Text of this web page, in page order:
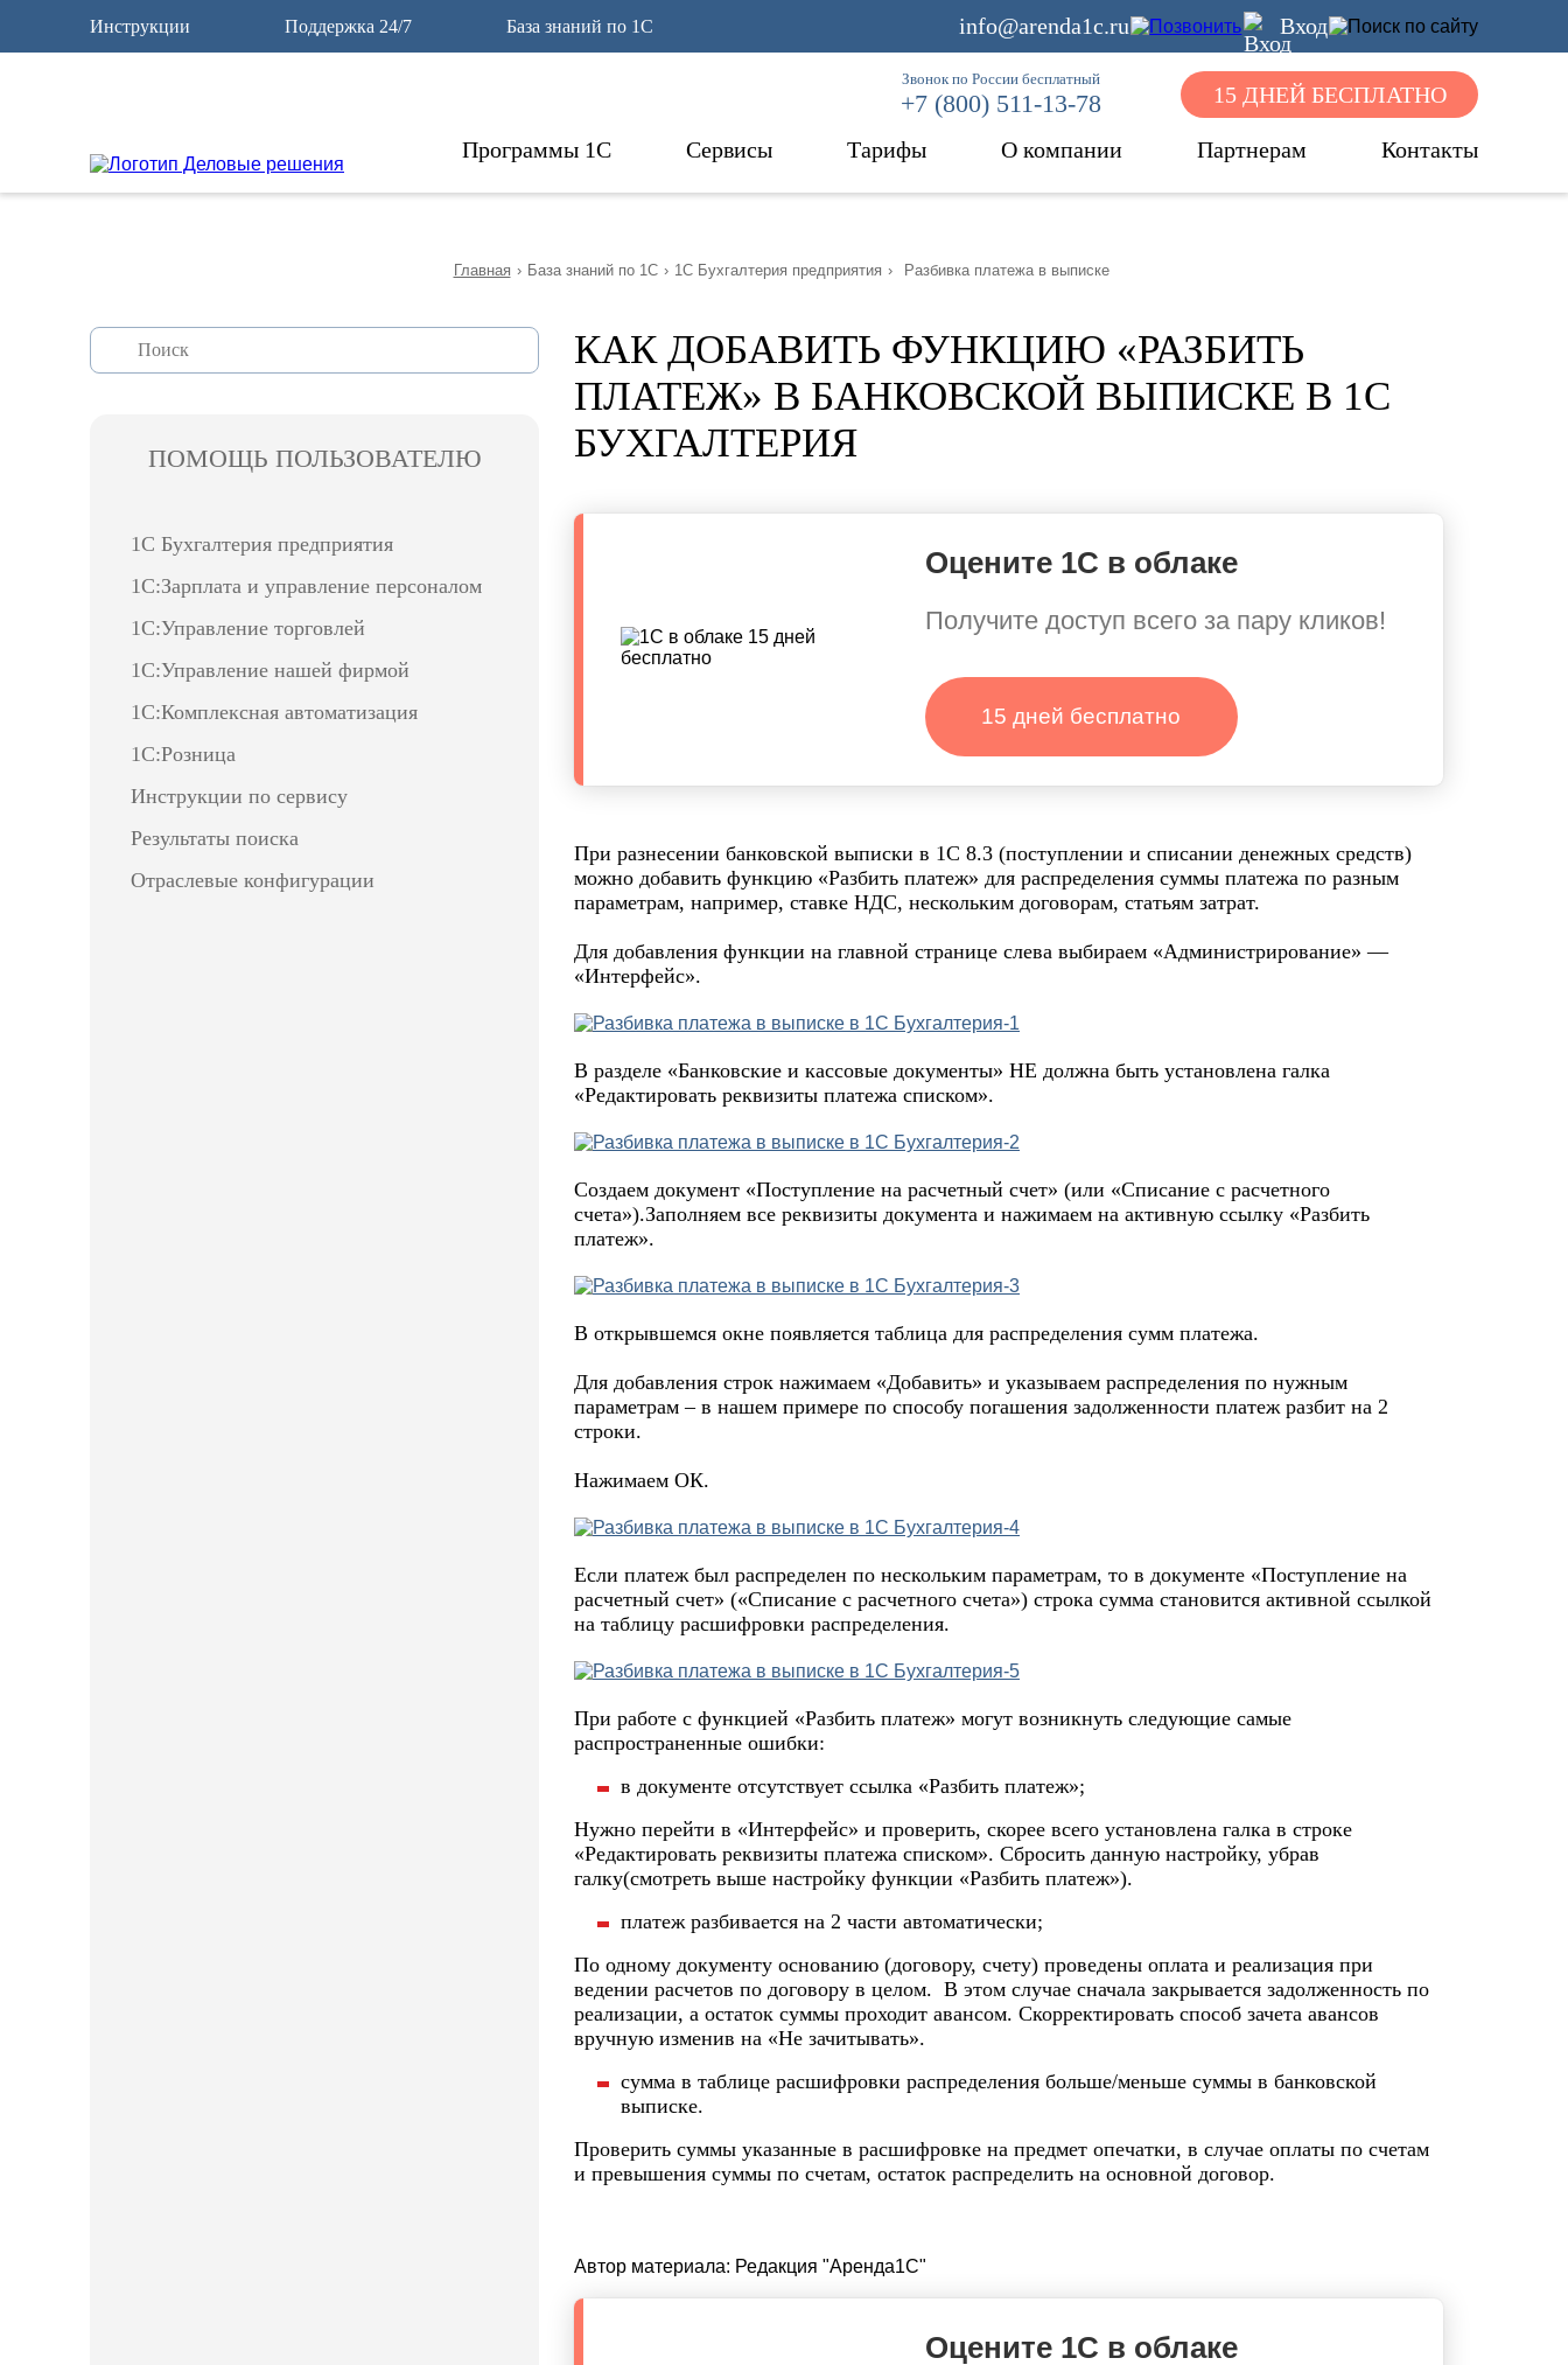
Инструкции Поддержка 24/7 База знаний по 1С info@arenda1c.ru Вход
Звонок по России бесплатный
+7 (800) 511-13-78 15 ДНЕЙ БЕСПЛАТНО
Программы 1С Сервисы Тарифы О компании Партнерам Контакты
Главная › База знаний по 1С › 1С Бухгалтерия предприятия › Разбивка платежа в выписке
ПОМОЩЬ ПОЛЬЗОВАТЕЛЮ
1С Бухгалтерия предприятия
1С:Зарплата и управление персоналом
1С:Управление торговлей
1С:Управление нашей фирмой
1С:Комплексная автоматизация
1С:Розница
Инструкции по сервису
Результаты поиска
Отраслевые конфигурации
КАК ДОБАВИТЬ ФУНКЦИЮ «РАЗБИТЬ
ПЛАТЕЖ» В БАНКОВСКОЙ ВЫПИСКЕ В 1С
БУХГАЛТЕРИЯ
Оцените 1С в облаке
Получите доступ всего за пару кликов!
15 дней бесплатно
При разнесении банковской выписки в 1С 8.3 (поступлении и списании денежных средств)
можно добавить функцию «Разбить платеж» для распределения суммы платежа по разным
параметрам, например, ставке НДС, нескольким договорам, статьям затрат.
Для добавления функции на главной странице слева выбираем «Администрирование» —
«Интерфейс».
В разделе «Банковские и кассовые документы» НЕ должна быть установлена галка
«Редактировать реквизиты платежа списком».
Создаем документ «Поступление на расчетный счет» (или «Списание с расчетного
счета»).Заполняем все реквизиты документа и нажимаем на активную ссылку «Разбить
платеж».
В открывшемся окне появляется таблица для распределения сумм платежа.
Для добавления строк нажимаем «Добавить» и указываем распределения по нужным
параметрам – в нашем примере по способу погашения задолженности платеж разбит на 2
строки.
Нажимаем ОК.
Если платеж был распределен по нескольким параметрам, то в документе «Поступление на
расчетный счет» («Списание с расчетного счета») строка сумма становится активной ссылкой
на таблицу расшифровки распределения.
При работе с функцией «Разбить платеж» могут возникнуть следующие самые
распространенные ошибки:
в документе отсутствует ссылка «Разбить платеж»;
Нужно перейти в «Интерфейс» и проверить, скорее всего установлена галка в строке
«Редактировать реквизиты платежа списком». Сбросить данную настройку, убрав
галку(смотреть выше настройку функции «Разбить платеж»).
платеж разбивается на 2 части автоматически;
По одному документу основанию (договору, счету) проведены оплата и реализация при
ведении расчетов по договору в целом. В этом случае сначала закрывается задолженность по
реализации, а остаток суммы проходит авансом. Скорректировать способ зачета авансов
вручную изменив на «Не зачитывать».
сумма в таблице расшифровки распределения больше/меньше суммы в банковской
выписке.
Проверить суммы указанные в расшифровке на предмет опечатки, в случае оплаты по счетам
и превышения суммы по счетам, остаток распределить на основной договор.
Автор материала: Редакция "Аренда1С"
Оцените 1С в облаке